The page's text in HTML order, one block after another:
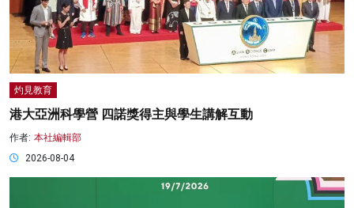
灼見教育
港大亞洲科學營 四諾獎得主與學生講解互動
作者: 本社編輯部
2026-08-04